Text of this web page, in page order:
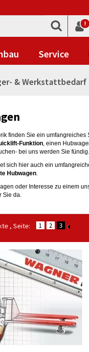
!
Service
& Werkstattbedarf
finden Sie ein umfangreiches
Funktion, einen
bei uns werden Sie fündig.
sich hier auch ein
Hubwagen.
oder Interesse zu einem
Sie da.
, Seite: 1 2 3